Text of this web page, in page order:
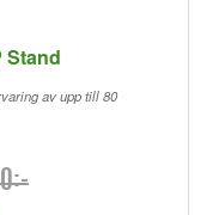
Stand
av upp till 80